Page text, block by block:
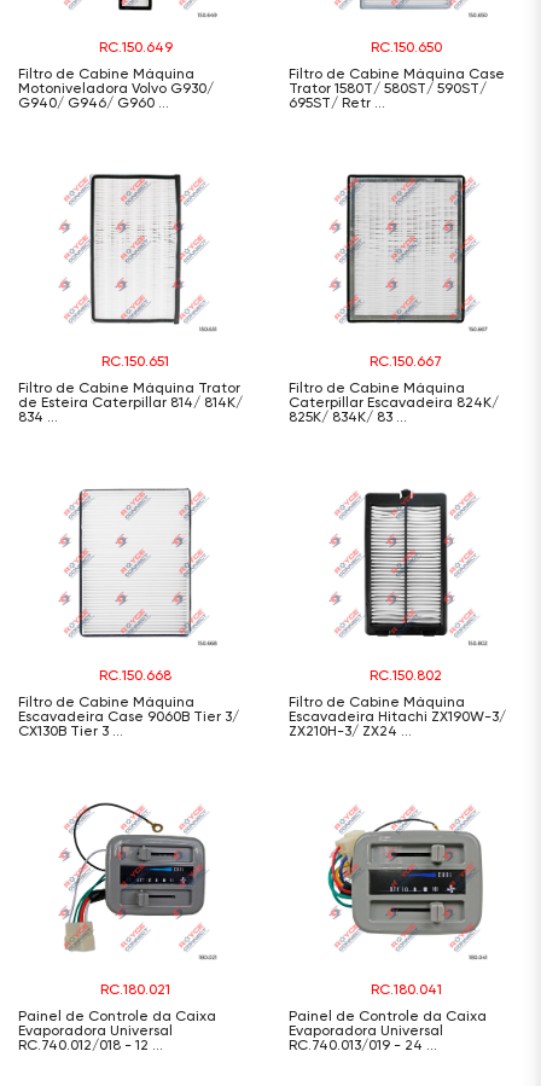
RC.150.649
Filtro de Cabine Máquina
Motoniveladora Volvo G930/
G940/ G946/ G960 ...
RC.150.650
Filtro de Cabine Máquina Case
Trator 1580T/ 580ST/ 590ST/
695ST/ Retr ...
RC.150.651
Filtro de Cabine Máquina Trator
de Esteira Caterpillar 814/ 814K/
834 ...
RC.150.667
Filtro de Cabine Máquina
Caterpillar Escavadeira 824K/
825K/ 834K/ 83 ...
RC.150.668
Filtro de Cabine Máquina
Escavadeira Case 9060B Tier 3/
CX130B Tier 3 ...
RC.150.802
Filtro de Cabine Máquina
Escavadeira Hitachi ZX190W-3/
ZX210H-3/ ZX24 ...
RC.180.021
Painel de Controle da Caixa
Evaporadora Universal
RC.740.012/018 - 12 ...
RC.180.041
Painel de Controle da Caixa
Evaporadora Universal
RC.740.013/019 - 24 ...